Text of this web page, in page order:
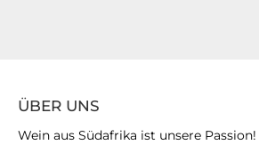
ÜBER UNS
Wein aus Südafrika ist unsere Passion!